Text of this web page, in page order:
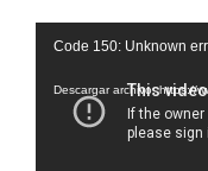
Reproductor
vídeo
Code 150: Unknown
Descargar archivo: https://